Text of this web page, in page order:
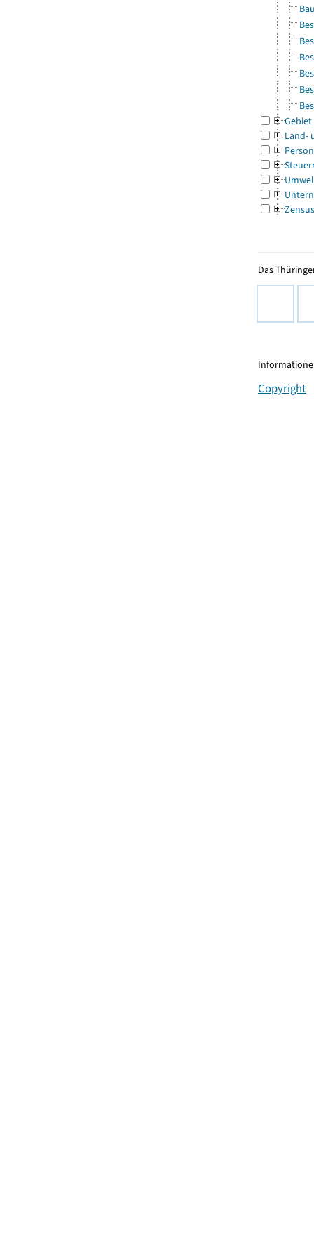
Gebiet
Land-
Zensus
Das
Copyright